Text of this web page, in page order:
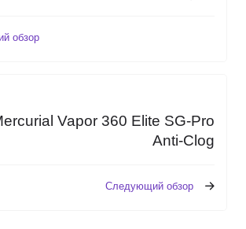
обзор
Vapor 360 Elite SG-Pro
Anti-Clog
Следующий обзор